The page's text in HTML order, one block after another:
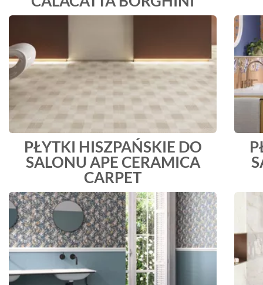
PŁYTKI HISZPAŃSKIE DO
SALONU APE CERAMICA
CARPET